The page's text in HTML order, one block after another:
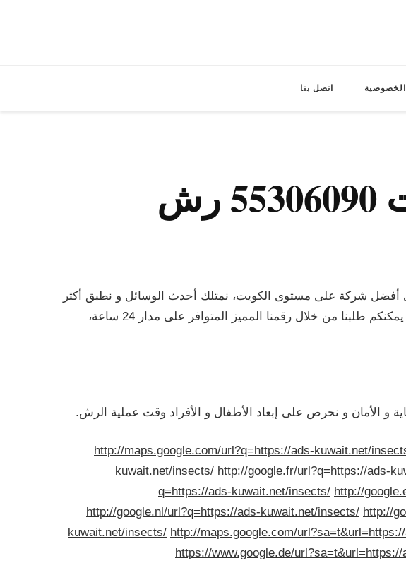
اتصل بنا
مكافحة حشرات وقوارض الكويت 55306090 رش
في أفضل شركة على مستوى الكويت، نمتلك أحدث الوسائل و نطبق أكثر
الوسائل نجاحا” في التخلص من الآفات و الحشرات في المنازل و الحدائق و كافة المنشآت السكنية، يمكنكم طلبنا من خلال رقمنا المميز المتوافر على مدار 24 ساعة،
و الأمان و نحرص على إبعاد الأطفال و الأفراد وقت عملية الرش.
http://maps.google.com/url?q=https://ads-kuwait.net/
kuwait.net/insects/ http://google.fr/url?q=https://ads-
q=https://ads-kuwait.net/insects/ http://
http://google.nl/url?q=https://ads-kuwait.net/insects/ http://
kuwait.net/insects/ http://maps.google.com/
https://www.google.de/